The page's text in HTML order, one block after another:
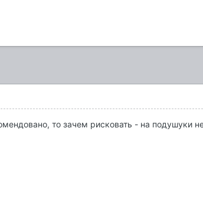
то зачем рисковать - на подушуки